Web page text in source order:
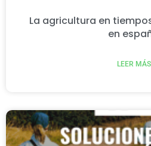
La agricultura en
en
LEER MÁS